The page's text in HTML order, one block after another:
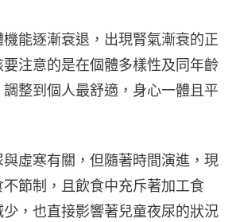
能逐漸衰退，出現腎氣漸衰的正
注意的是在個體多樣性及同年齡
整到個人最舒適，身心一體且平
虛寒有關，但隨著時間演進，現
節制，且飲食中充斥著加工食
，也直接影響著兒童夜尿的狀況